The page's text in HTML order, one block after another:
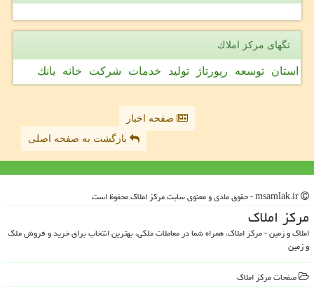
تگهای مركز املاك
استان توسعه رپورتاژ تولید خدمات شركت خانه بانك
صفحه اخبار
بازگشت به صفحه اصلی
مركز املاك
املاک و زمین - مرکز املاک، همراه شما در معاملات ملکی، بهترین انتخاب برای خرید و فروش ملک
و زمین
صفحات مركز املاك